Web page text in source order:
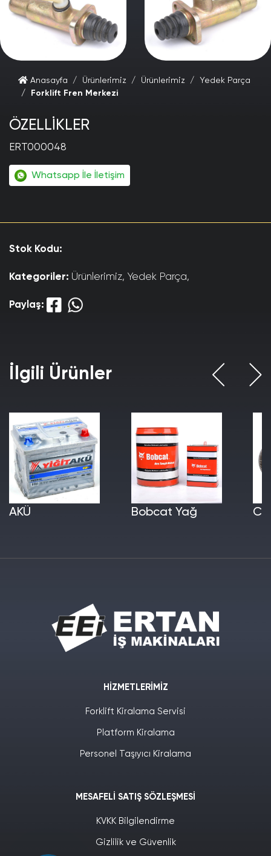
Anasayfa Ürünlerimiz Ürünlerimiz
Yedek Parça
Forklift Fren Merkezi
ÖZELLİKLER
ERT000048
Whatsapp İle İletişim
Stok Kodu:
Kategoriler: Ürünlerimiz, Yedek Parça,
Paylaş:
İlgili Ürünler
AKÜ Bobcat Yağ
HIZMETLERIMIZ
Forklift Kiralama Servisi
Platform Kiralama
Personel Taşıyıcı Kiralama
MESAFELI SATIŞ SÖZLEŞMESI
KVKK Bilgilendirme
Gizlilik ve Güvenlik